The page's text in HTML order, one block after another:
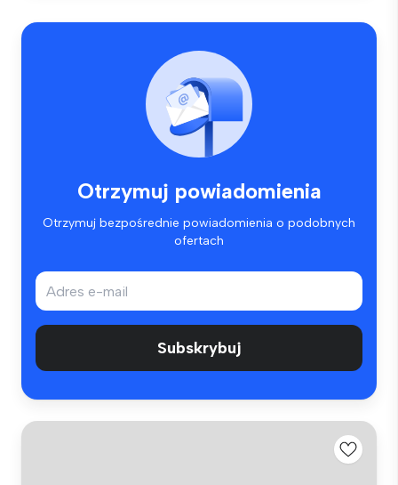
Otrzymuj powiadomienia
Otrzymuj bezpośrednie powiadomienia o podobnych
ofertach
Subskrybuj